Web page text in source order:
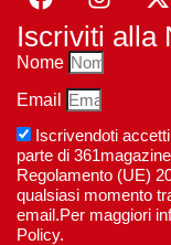
Iscriviti alla
Nome
Email
Iscrivendoti
parte di
Regolamento (UE)
qualsiasi momento
email.Per maggiori
Policy.